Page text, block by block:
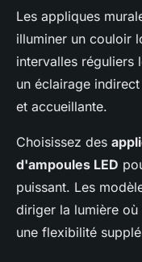
Les appliques
illuminer un couloir
intervalles réguliers
un éclairage
et accueillante.
Choisissez des
d'ampoules LED
puissant. Les
diriger la lumière
une flexibilité